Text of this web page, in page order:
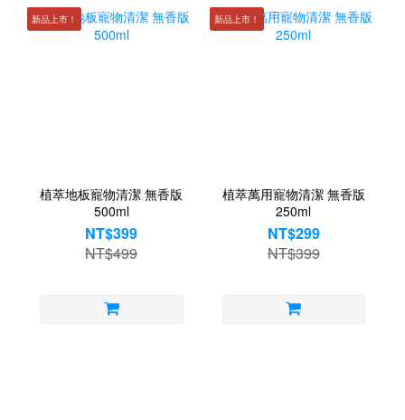
新品上市！
植萃地板寵物清潔 無香版
500ml
NT$399
NT$499
新品上市！
植萃萬用寵物清潔 無香版
250ml
NT$299
NT$399